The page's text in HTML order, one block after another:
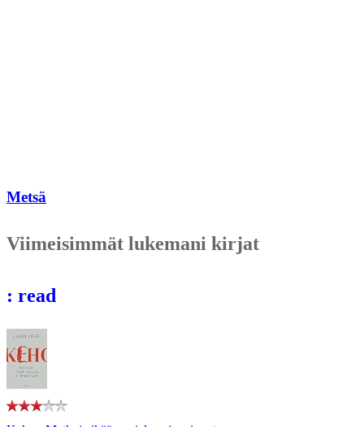
Metsä
Viimeisimmät lukemani kirjat
: read